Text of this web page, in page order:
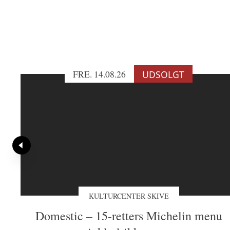
FRE. 14.08.26 UDSOLGT
KULTURCENTER SKIVE
Domestic – 15-retters Michelin menu